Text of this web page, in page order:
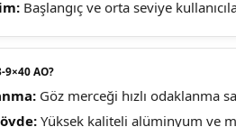
Başlangıç ve orta seviye
9×40 AO?
Göz merceği hızlı odaklanma
Yüksek kaliteli alüminyum ve